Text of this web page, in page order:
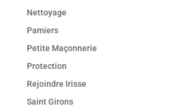
Nettoyage
Pamiers
Petite Maçonnerie
Protection
Rejoindre Irisse
Saint Girons